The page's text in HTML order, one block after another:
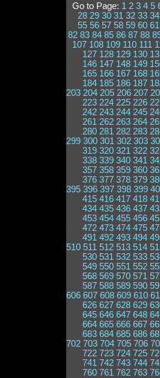
Go to Page: 1 2 3 4 5
28 29 30 31 32 33 34
55 56 57 58 59 60 61
82 83 84 85 86 87 88
107 108 109 110 111
127 128 129 130
146 147 148 149
165 166 167 168
184 185 186 187
203 204 205 206 207
223 224 225 226
242 243 244 245
261 262 263 264
280 281 282 283
299 300 301 302 303
319 320 321 322
338 339 340 341
357 358 359 360
376 377 378 379
395 396 397 398 399
415 416 417 418
434 435 436 437
453 454 455 456
472 473 474 475
491 492 493 494
510 511 512 513 514
530 531 532 533
549 550 551 552
568 569 570 571
587 588 589 590
606 607 608 609 610
626 627 628 629
645 646 647 648
664 665 666 667
683 684 685 686
702 703 704 705 706
722 723 724 725
741 742 743 744
760 761 762 763